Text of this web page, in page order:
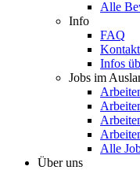
Alle
Info
FAQ
Kontakt
Infos
Jobs im
Alle
Über uns